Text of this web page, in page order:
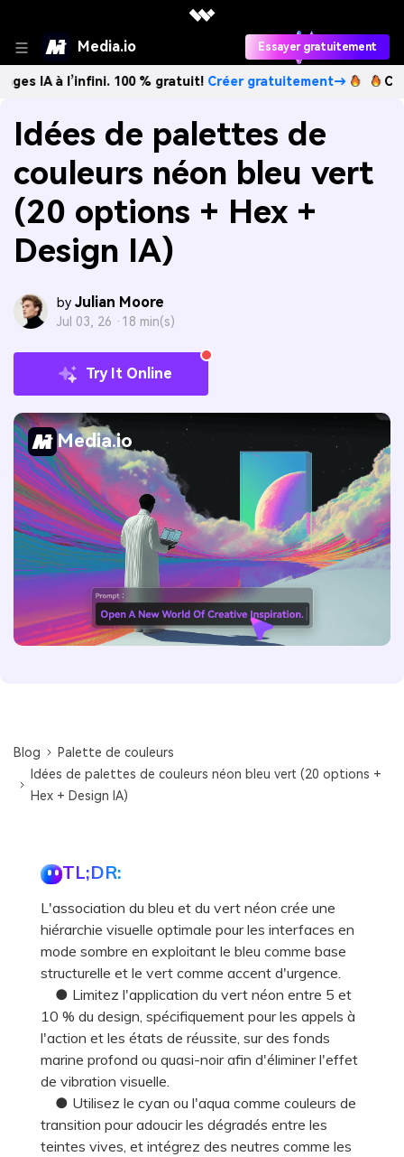
Media.io Essayer gratuitement
l’infini. 100 % gratuit!Créer gratuitement→ Créez des
Idées de palettes de
couleurs néon bleu vert
(20 options + Hex +
Design IA)
by Julian Moore
Jul 03, 26 · 18 min(s)
Try It Online
Media.io
Blog
Palette de couleurs
Idées de palettes de couleurs néon bleu vert (20 options +
Hex + Design IA)
TL;DR:
L'association du bleu et du vert néon crée une
hiérarchie visuelle optimale pour les interfaces en
mode sombre en exploitant le bleu comme base
structurelle et le vert comme accent d'urgence.
● Limitez l'application du vert néon entre 5 et
10 % du design, spécifiquement pour les appels à
l'action et les états de réussite, sur des fonds
marine profond ou quasi-noir afin d'éliminer l'effet
de vibration visuelle.
● Utilisez le cyan ou l'aqua comme couleurs de
transition pour adoucir les dégradés entre les
teintes vives, et intégrez des neutres comme les